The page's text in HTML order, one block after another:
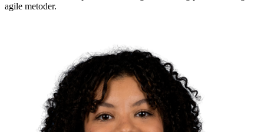
agile metoder.